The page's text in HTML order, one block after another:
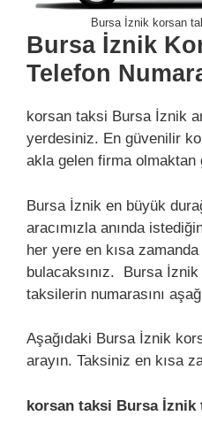
Bursa İznik korsan
Bursa İznik
Telefon
korsan taksi Bursa İznik
yerdesiniz. En güvenilir
akla gelen firma olmaktan
Bursa İznik en büyük
aracımızla anında
her yere en kısa
bulacaksınız. Bursa
taksilerin numarasını
Aşağıdaki Bursa İznik
arayın. Taksiniz en kısa
korsan taksi Bursa İznik